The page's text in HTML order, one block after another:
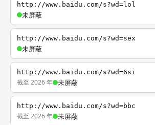
http://www.baidu.com/s?wd=lol
未屏蔽
http://www.baidu.com/s?wd=sex
未屏蔽
http://www.baidu.com/s?wd=6si
截至 2026 年 未屏蔽
http://www.baidu.com/s?wd=bbc
截至 2026 年 未屏蔽